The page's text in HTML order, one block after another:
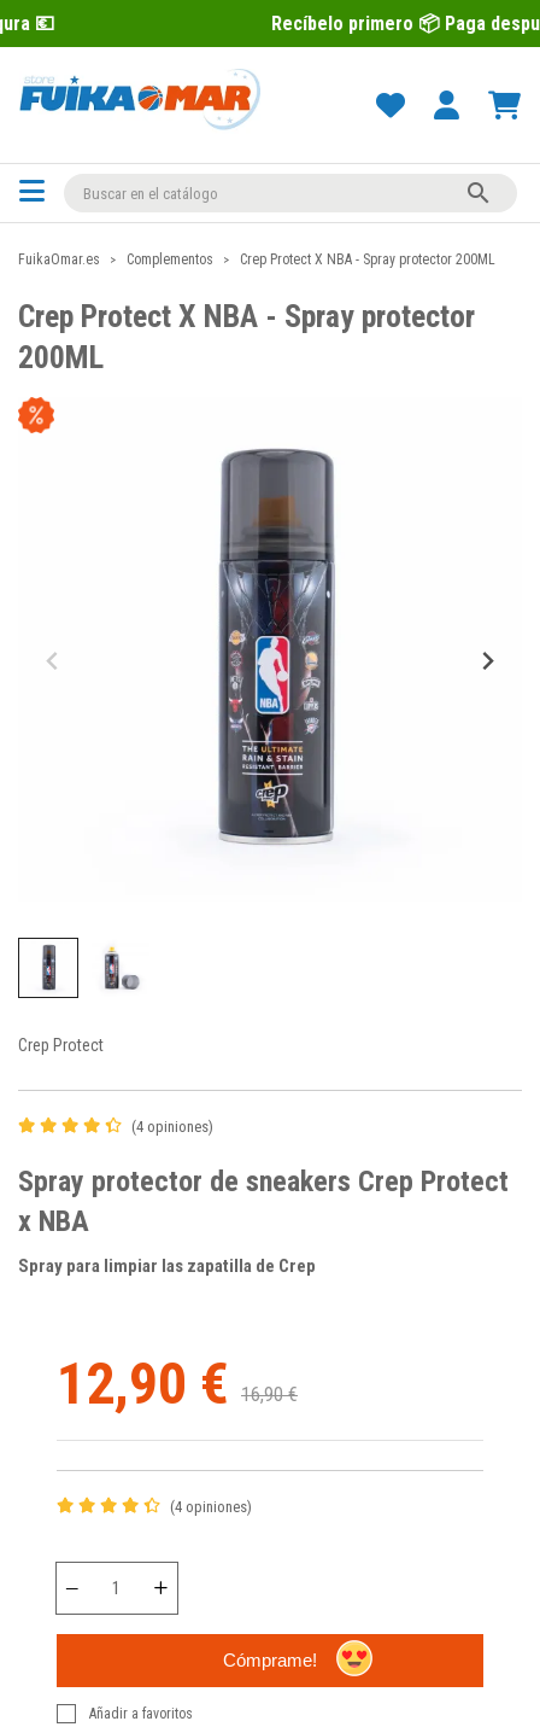
Recíbelo primero 📦 Paga después con

FuikaOmar.es Complementos Crep Protect X NBA - Spray protector 200ML
Crep Protect X NBA - Spray protector
200ML
Crep Protect
(4 opiniones)
Spray protector de sneakers Crep Protect
x NBA
Spray para limpiar las zapatilla de Crep
12,90 € 16,90 €
(4 opiniones)
Cómprame!
Añadir a favoritos